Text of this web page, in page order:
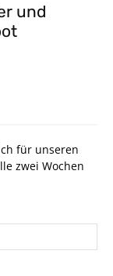
und
für unseren
zwei Wochen